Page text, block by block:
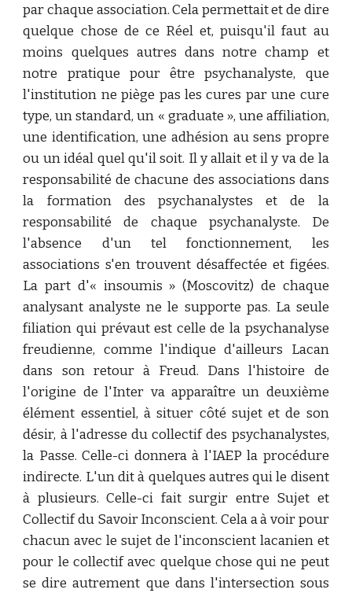
par chaque association. Cela permettait et de dire
quelque chose de ce Réel et, puisqu'il faut au
moins quelques autres dans notre champ et
notre pratique pour être psychanalyste, que
l'institution ne piège pas les cures par une cure
type, un standard, un « graduate », une affiliation,
une identification, une adhésion au sens propre
ou un idéal quel qu'il soit. Il y allait et il y va de la
responsabilité de chacune des associations dans
la formation des psychanalystes et de la
responsabilité de chaque psychanalyste. De
l'absence d'un tel fonctionnement, les
associations s'en trouvent désaffectée et figées.
La part d'« insoumis » (Moscovitz) de chaque
analysant analyste ne le supporte pas. La seule
filiation qui prévaut est celle de la psychanalyse
freudienne, comme l'indique d'ailleurs Lacan
dans son retour à Freud. Dans l'histoire de
l'origine de l'Inter va apparaître un deuxième
élément essentiel, à situer côté sujet et de son
désir, à l'adresse du collectif des psychanalystes,
la Passe. Celle-ci donnera à l'IAEP la procédure
indirecte. L'un dit à quelques autres qui le disent
à plusieurs. Celle-ci fait surgir entre Sujet et
Collectif du Savoir Inconscient. Cela a à voir pour
chacun avec le sujet de l'inconscient lacanien et
pour le collectif avec quelque chose qui ne peut
se dire autrement que dans l'intersection sous